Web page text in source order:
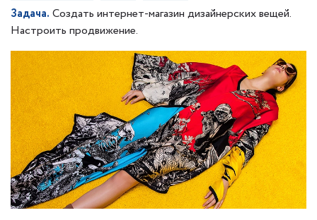
Задача. Создать интернет-магазин дизайнерских вещей.
Настроить продвижение.